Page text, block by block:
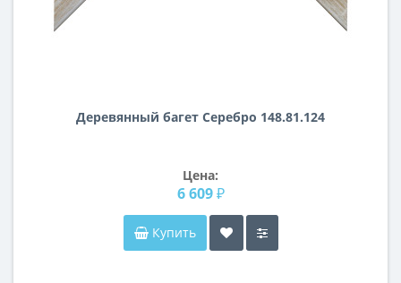
Деревянный багет Серебро 148.81.124
Цена:
6 609 ₽
Купить